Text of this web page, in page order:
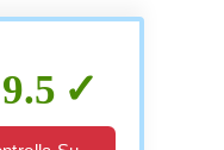
9.5